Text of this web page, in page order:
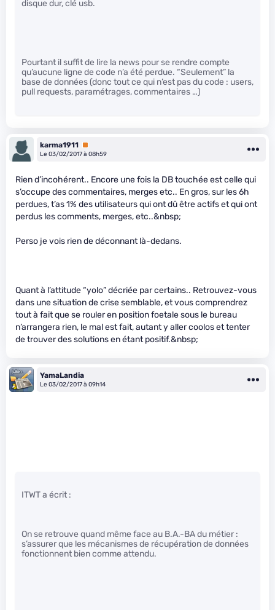
disque dur, clé usb.
Pourtant il suffit de lire la news pour se rendre compte
qu’aucune ligne de code n’a été perdue. “Seulement” la
base de données (donc tout ce qui n’est pas du code : users,
pull requests, paramétrages, commentaires …)
karma1911 Premium
Le 03/02/2017 à 08h59
Rien d’incohérent.. Encore une fois la DB touchée est celle qui
s’occupe des commentaires, merges etc.. En gros, sur les 6h
perdues, t’as 1% des utilisateurs qui ont dû être actifs et qui ont
perdus les comments, merges, etc..&nbsp;
Perso je vois rien de déconnant là-dedans.
Quant à l’attitude “yolo” décriée par certains.. Retrouvez-vous
dans une situation de crise semblable, et vous comprendrez
tout à fait que se rouler en position foetale sous le bureau
n’arrangera rien, le mal est fait, autant y aller coolos et tenter
de trouver des solutions en étant positif.&nbsp;
YamaLandia
Le 03/02/2017 à 09h14
ITWT a écrit :
On se retrouve quand même face au B.A.-BA du métier :
s’assurer que les mécanismes de récupération de données
fonctionnent bien comme attendu.